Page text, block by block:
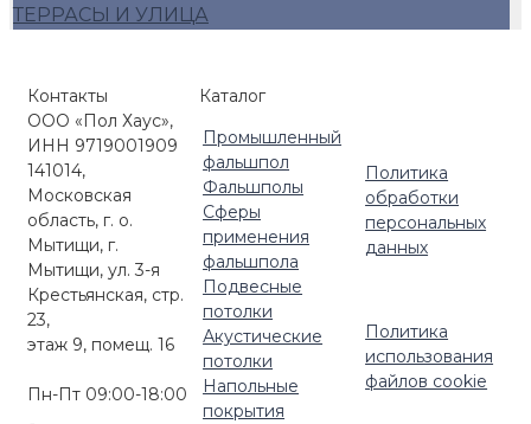
ТЕРРАСЫ И УЛИЦА
Контакты
ООО «Пол Хаус»,
ИНН 9719001909
141014,
Московская
область, г. о.
Мытищи, г.
Мытищи, ул. 3-я
Крестьянская, стр.
23,
этаж 9, помещ. 16
Пн-Пт 09:00-18:00
Каталог
Промышленный
фальшпол
Фальшполы
Сферы
применения
фальшпола
Подвесные
потолки
Акустические
потолки
Напольные
покрытия
Политика
обработки
персональных
данных
Политика
использования
файлов cookie